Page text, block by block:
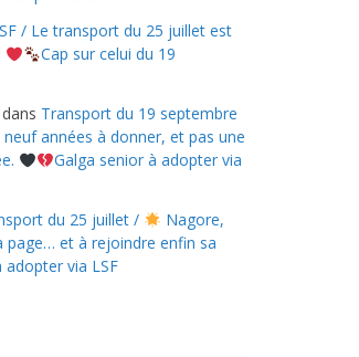
/ Le transport du 25 juillet est
Cap sur celui du 19
dans Transport du 19 septembre
neuf années à donner, et pas une
Galga senior à adopter via
du 25 juillet /
Nagore,
page… et à rejoindre enfin sa
adopter via LSF